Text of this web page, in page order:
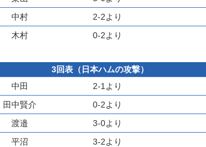
中村 2-2より
木村 0-2より
3回表（日本ハムの攻撃）
中田 2-1より
田中賢介 0-2より
渡邉 3-0より
平沼 3-2より